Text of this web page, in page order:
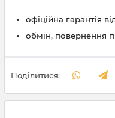
офіційна гарантія
обмін, повернення
Поділитися: